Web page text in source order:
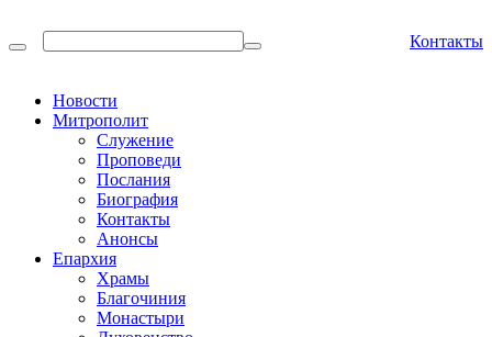
Контакты
Новости
Митрополит
Служение
Проповеди
Послания
Биография
Контакты
Анонсы
Епархия
Храмы
Благочиния
Монастыри